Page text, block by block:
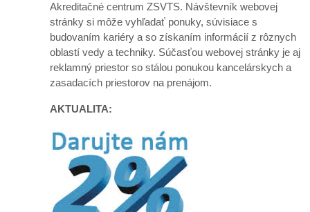
Akreditačné centrum ZSVTS. Návštevník webovej
stránky si môže vyhľadať ponuky, súvisiace s
budovaním kariéry a so získaním informácií z rôznych
oblastí vedy a techniky. Súčasťou webovej stránky je aj
reklamný priestor so stálou ponukou kancelárskych a
zasadacích priestorov na prenájom.
AKTUALITA: